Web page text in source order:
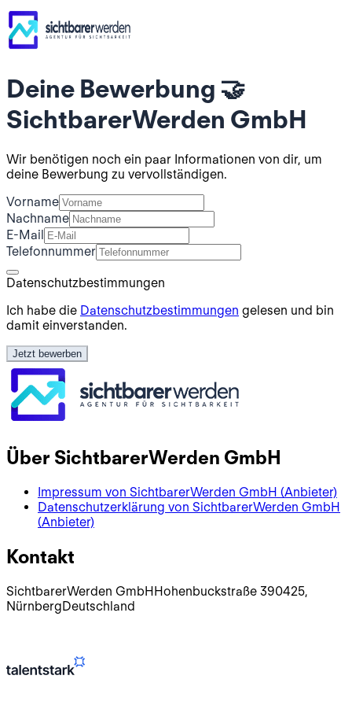
Deine Bewerbung 🤝
SichtbarerWerden GmbH
Wir benötigen noch ein paar Informationen von dir, um
deine Bewerbung zu vervollständigen.
Vorname
Nachname
E-Mail
Telefonnummer
Datenschutzbestimmungen
Ich habe die Datenschutzbestimmungen gelesen und bin
damit einverstanden.
Jetzt bewerben
Über SichtbarerWerden GmbH
Impressum von SichtbarerWerden GmbH (Anbieter)
Datenschutzerklärung von SichtbarerWerden GmbH
(Anbieter)
Kontakt
SichtbarerWerden GmbHHohenbuckstraße 390425,
NürnbergDeutschland